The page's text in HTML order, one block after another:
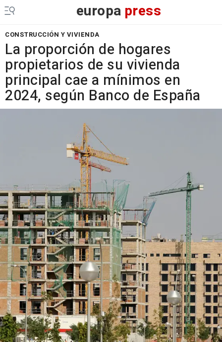
europa press
CONSTRUCCIÓN Y VIVIENDA
La proporción de hogares
propietarios de su vivienda
principal cae a mínimos en
2024, según Banco de España